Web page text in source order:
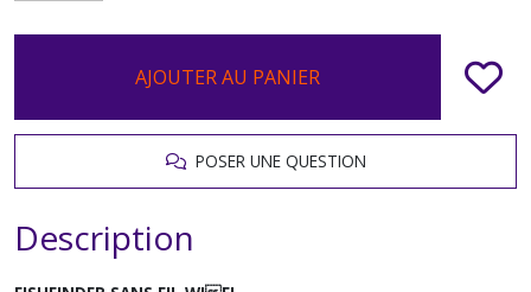
AJOUTER AU PANIER
POSER UNE QUESTION
Description